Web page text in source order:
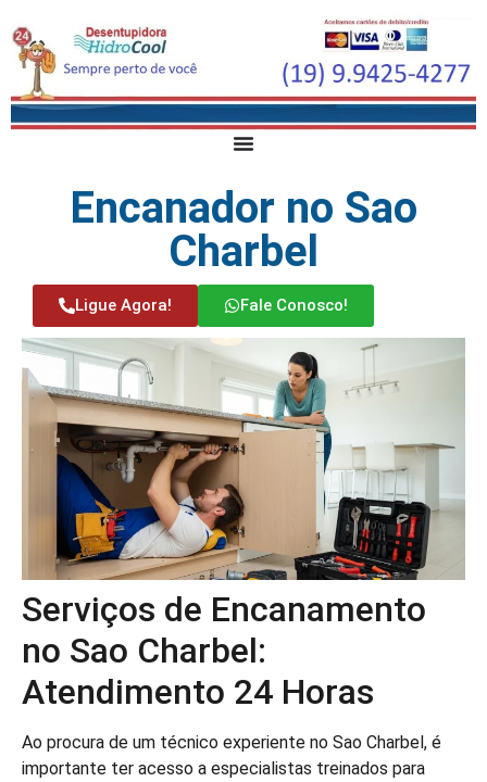
Encanador no Sao
Charbel
Ligue Agora! Fale Conosco!
Serviços de Encanamento
no Sao Charbel:
Atendimento 24 Horas
Ao procura de um técnico experiente no Sao Charbel, é
importante ter acesso a especialistas treinados para